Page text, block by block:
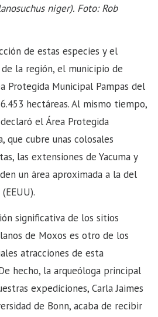
niger). Foto: Rob
de estas especies y el
la región, el municipio de
Protegida Municipal Pampas del
hectáreas. Al mismo tiempo,
el Área Protegida
que cubre unas colosales
las extensiones de Yacuma y
un área aproximada a la del
significativa de los sitios
de Moxos es otro de los
atracciones de esta
hecho, la arqueóloga principal
expediciones, Carla Jaimes
de Bonn, acaba de recibir